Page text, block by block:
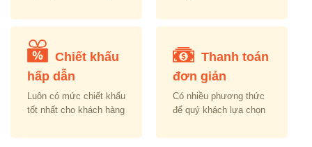
Chiết khấu
hấp dẫn
Luôn có mức chiết khấu
tốt nhất cho khách hàng
Thanh toán
đơn giản
Có nhiều phương thức
để quý khách lựa chọn